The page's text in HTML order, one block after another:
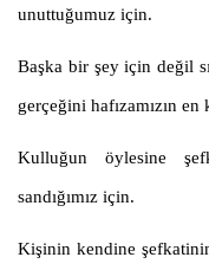
unuttuğumuz için.
Başka bir şey için değil
gerçeğini hafızamızın
Kulluğun öylesine
sandığımız için.
Kişinin kendine